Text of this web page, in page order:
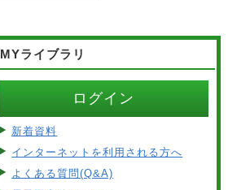
MYライブラリ
ログイン
新着資料
インターネットを利用される方へ
よくある質問(Q&A)